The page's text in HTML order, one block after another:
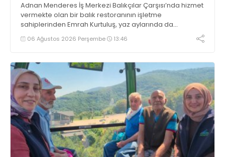
Adnan Menderes İş Merkezi Balıkçılar Çarşısı’nda hizmet
vermekte olan bir balık restoranının işletme
sahiplerinden Emrah Kurtuluş, yaz aylarında da
tezgahlarda taze balık bulunduğunu ifade ederek “Yıl
boyunca tezgahlarda taze balık bulmak mümkün
06 Ağustos 2026 Perşembe 13:46